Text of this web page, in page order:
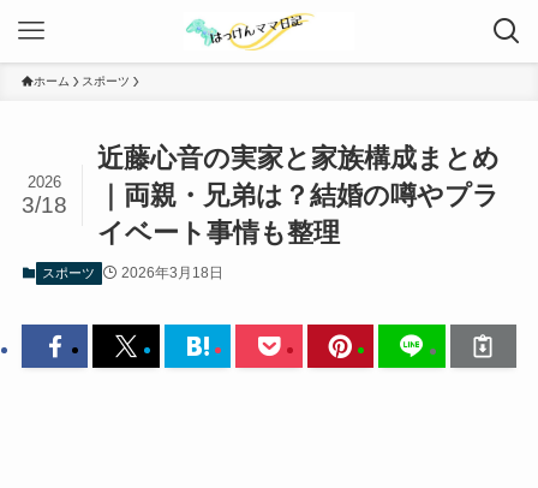
ホーム スポーツ
近藤心音の実家と家族構成まとめ
｜両親・兄弟は？結婚の噂やプラ
イベート事情も整理
2026
3/18
スポーツ 2026年3月18日